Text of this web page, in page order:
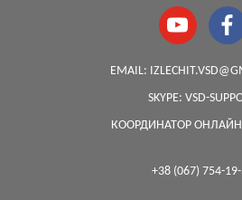
EMAIL:
SKYPE: VSD-
КООРДИНАТОР
+38 (067) 754-